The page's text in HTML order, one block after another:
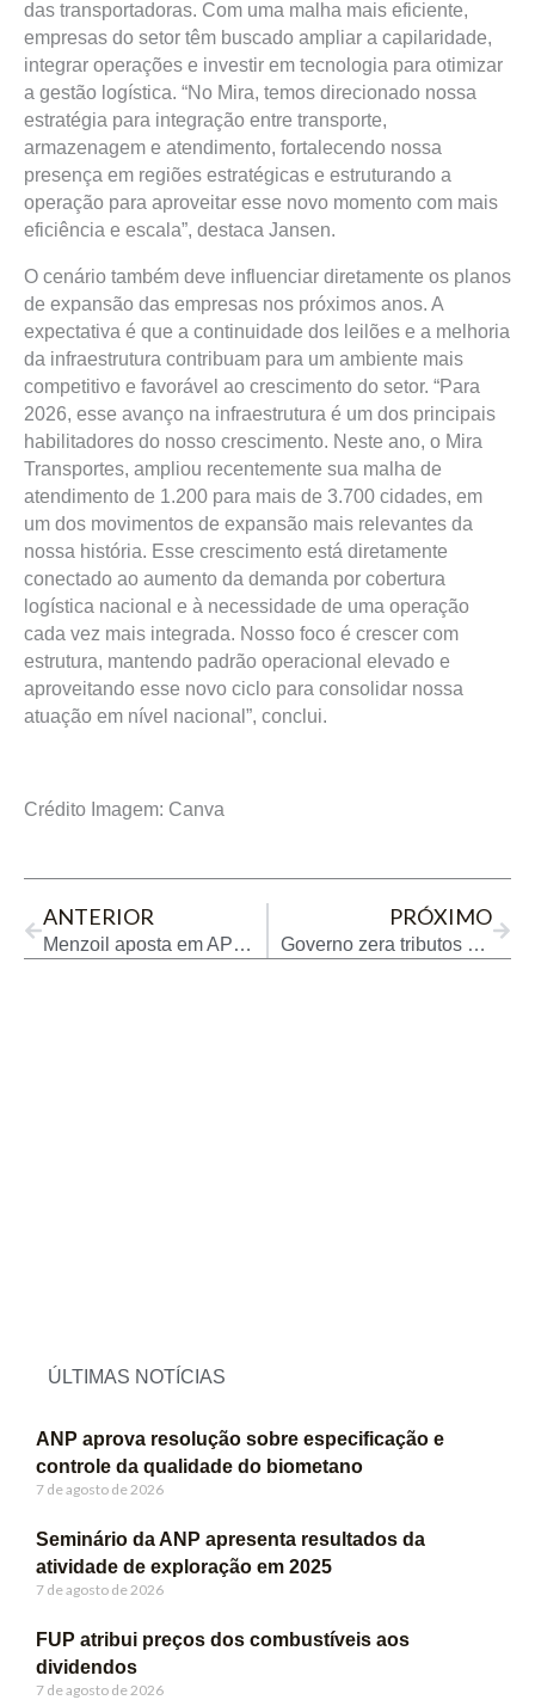
das transportadoras. Com uma malha mais eficiente,
empresas do setor têm buscado ampliar a capilaridade,
integrar operações e investir em tecnologia para otimizar
a gestão logística. “No Mira, temos direcionado nossa
estratégia para integração entre transporte,
armazenagem e atendimento, fortalecendo nossa
presença em regiões estratégicas e estruturando a
operação para aproveitar esse novo momento com mais
eficiência e escala”, destaca Jansen.
O cenário também deve influenciar diretamente os planos
de expansão das empresas nos próximos anos. A
expectativa é que a continuidade dos leilões e a melhoria
da infraestrutura contribuam para um ambiente mais
competitivo e favorável ao crescimento do setor. “Para
2026, esse avanço na infraestrutura é um dos principais
habilitadores do nosso crescimento. Neste ano, o Mira
Transportes, ampliou recentemente sua malha de
atendimento de 1.200 para mais de 3.700 cidades, em
um dos movimentos de expansão mais relevantes da
nossa história. Esse crescimento está diretamente
conectado ao aumento da demanda por cobertura
logística nacional e à necessidade de uma operação
cada vez mais integrada. Nosso foco é crescer com
estrutura, mantendo padrão operacional elevado e
aproveitando esse novo ciclo para consolidar nossa
atuação em nível nacional”, conclui.
Crédito Imagem: Canva
ANTERIOR
Menzoil aposta em API SQ para liderar lubrificantes em 2026
PRÓXIMO
Governo zera tributos do biodiesel e equipara ao diesel
ÚLTIMAS NOTÍCIAS
ANP aprova resolução sobre especificação e
controle da qualidade do biometano
7 de agosto de 2026
Seminário da ANP apresenta resultados da
atividade de exploração em 2025
7 de agosto de 2026
FUP atribui preços dos combustíveis aos
dividendos
7 de agosto de 2026